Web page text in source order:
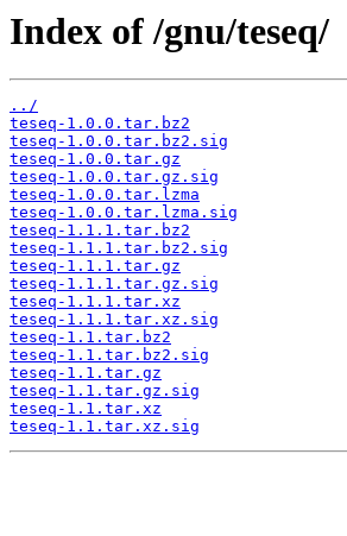
Index of /gnu/teseq/
../
teseq-1.0.0.tar.bz2
teseq-1.0.0.tar.bz2.sig
teseq-1.0.0.tar.gz
teseq-1.0.0.tar.gz.sig
teseq-1.0.0.tar.lzma
teseq-1.0.0.tar.lzma.sig
teseq-1.1.1.tar.bz2
teseq-1.1.1.tar.bz2.sig
teseq-1.1.1.tar.gz
teseq-1.1.1.tar.gz.sig
teseq-1.1.1.tar.xz
teseq-1.1.1.tar.xz.sig
teseq-1.1.tar.bz2
teseq-1.1.tar.bz2.sig
teseq-1.1.tar.gz
teseq-1.1.tar.gz.sig
teseq-1.1.tar.xz
teseq-1.1.tar.xz.sig